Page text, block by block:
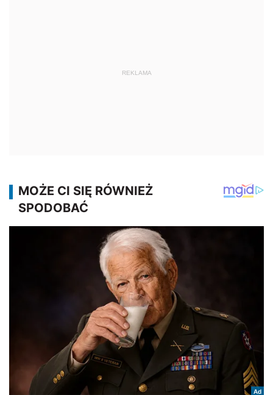
REKLAMA